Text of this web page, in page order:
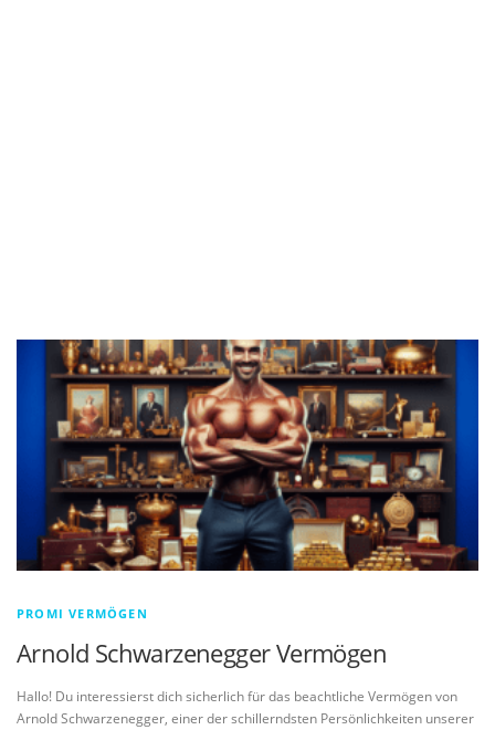
PROMI VERMÖGEN
Arnold Schwarzenegger Vermögen
Hallo! Du interessierst dich sicherlich für das beachtliche Vermögen von
Arnold Schwarzenegger, einer der schillerndsten Persönlichkeiten unserer